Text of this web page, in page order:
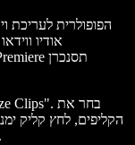
אודיו
הקליפים, לחץ קליק
לפי גלי קול וטיים-קוד ומאחדת אותם לקליפ אחד.